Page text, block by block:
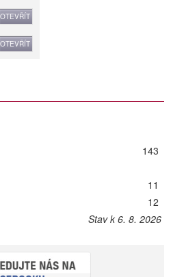
143
11
12
Stav k 6. 8. 2026